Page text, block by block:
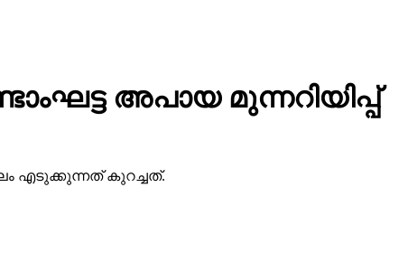
അപായ മുന്നറിയിപ്പ്
ജലം എടുക്കുന്നത് കുറച്ചത്.